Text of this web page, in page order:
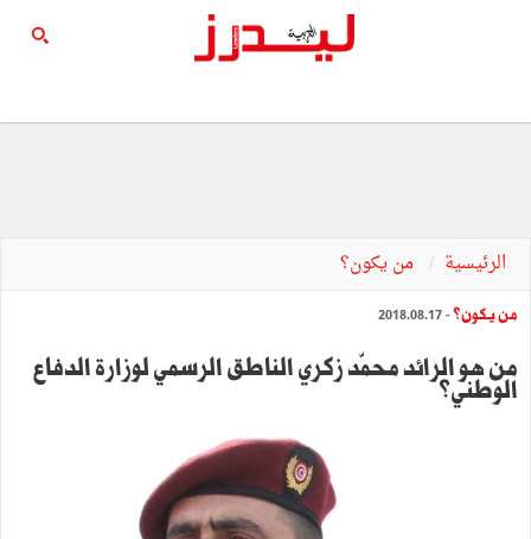
الرئيسية من يكون؟
من يكون؟- 2018.08.17
من هو الرائد محمّد زكري الناطق الرسمي لوزارة الدفاع
الوطني؟